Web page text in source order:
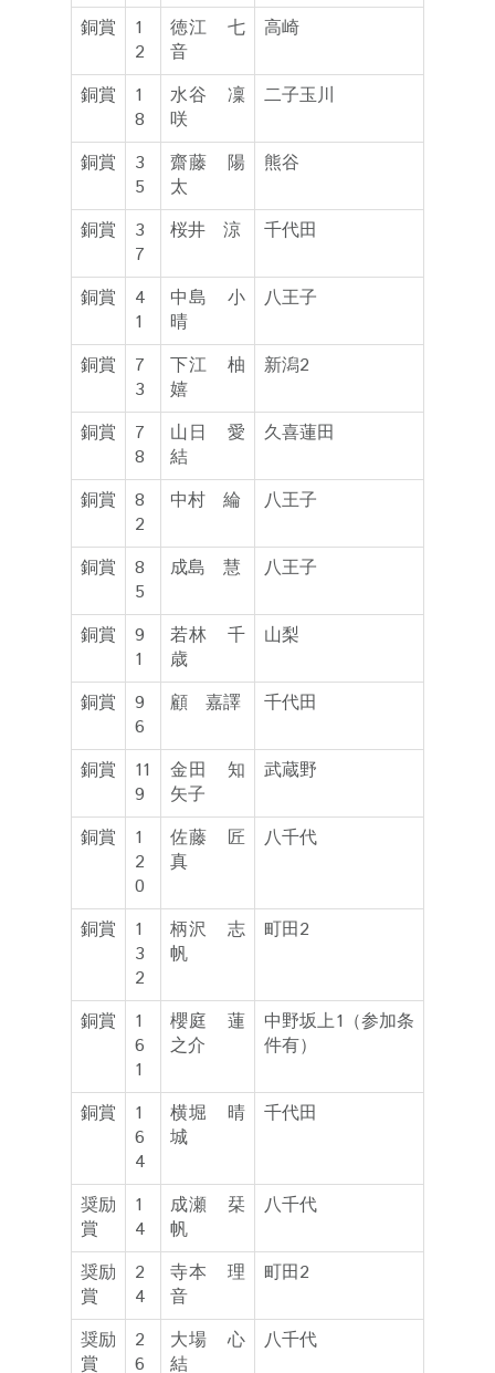
銅賞
1
2
徳江 七
音
高崎
銅賞
1
8
水谷 凜
咲
二子玉川
銅賞
3
5
齋藤 陽
太
熊谷
銅賞
3
7
桜井 涼 千代田
銅賞
4
1
中島 小
晴
八王子
銅賞
7
3
下江 柚
嬉
新潟2
銅賞
7
8
山日 愛
結
久喜蓮田
銅賞
8
2
中村 綸 八王子
銅賞
8
5
成島 慧 八王子
銅賞
9
1
若林 千
歳
山梨
銅賞
9
6
顧 嘉譯 千代田
銅賞
11
9
金田 知
矢子
武蔵野
銅賞
1
2
0
佐藤 匠
真
八千代
銅賞
1
3
2
柄沢 志
帆
町田2
銅賞
1
6
1
櫻庭 蓮
之介
中野坂上1（参加条
件有）
銅賞
1
6
4
横堀 晴
城
千代田
奨励
賞
1
4
成瀬 栞
帆
八千代
奨励
賞
2
4
寺本 理
音
町田2
奨励
賞
2
6
大場 心
結
八千代